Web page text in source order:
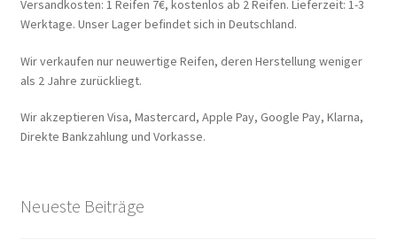
Versandkosten: 1 Reifen 7€, kostenlos ab 2 Reifen. Lieferzeit: 1-3
Werktage. Unser Lager befindet sich in Deutschland.
Wir verkaufen nur neuwertige Reifen, deren Herstellung weniger
als 2 Jahre zurückliegt.
Wir akzeptieren Visa, Mastercard, Apple Pay, Google Pay, Klarna,
Direkte Bankzahlung und Vorkasse.
Neueste Beiträge